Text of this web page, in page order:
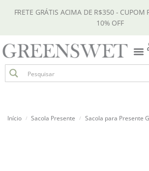
FRETE GRÁTIS ACIMA DE R$350 - CUPOM
10% OFF
Início / Sacola Presente / Sacola para Presente G